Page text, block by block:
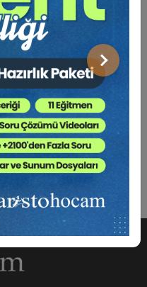
Sonraki
İş Hukuku Kongresi -
Sepete Ekle